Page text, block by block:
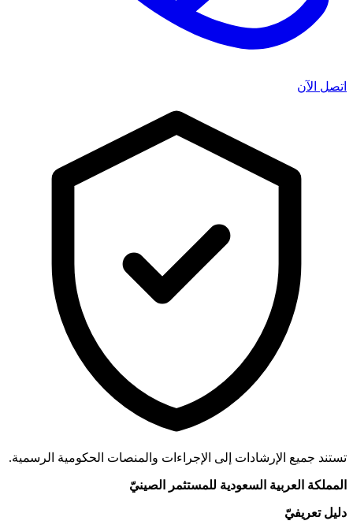
اتصل الآن
تستند جميع الإرشادات إلى الإجراءات والمنصات الحكومية الرسمية.
المملكة العربية السعودية للمستثمر الصينيّ
دليل تعريفيّ